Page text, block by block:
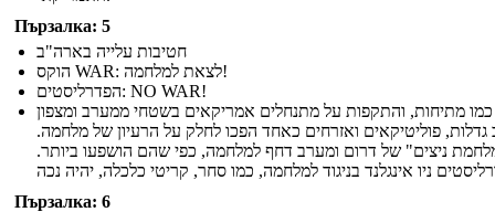
Пързалка: 5
חטיבות עלייה בארה"ב
הוקס WAR: לצאת למלחמה!
הפדרליסטים: NO WAR!
כמו מתיחות, והתקפות על מתנחלים אמריקאים בשטחי ממערב ומצפון
פוליטיקאים ואזרחים כאחד הפכו לחלק על הרעיון של מלחמה.
ניצים" של דרום ומערב דחף למלחמה, כפי שהם הושפעו ביותר.
Пързалка: 6